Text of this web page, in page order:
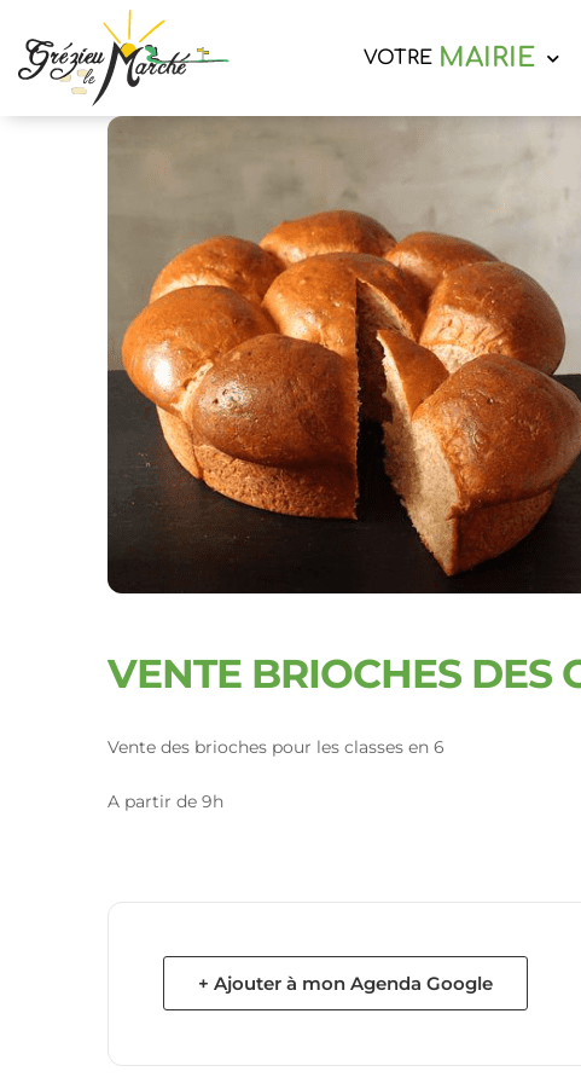
VOTRE MAIRIE
VENTE BRIOCHES DES
Vente des brioches pour les classes en 6
A partir de 9h
+ Ajouter à mon Agenda Google